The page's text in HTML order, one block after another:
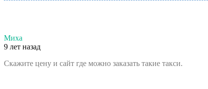
Миха
9 лет назад
Скажите цену и сайт где можно заказать такие такси.